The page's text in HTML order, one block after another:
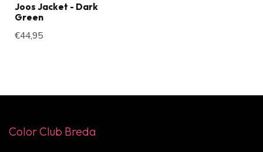
Joos Jacket - Dark
Green
€44,95
Color Club Breda